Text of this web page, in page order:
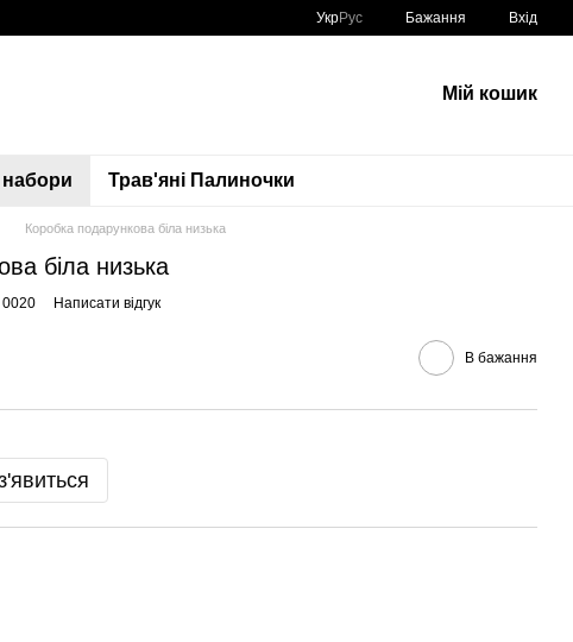
УкрРус Бажання Вхід
Мій кошик
набори Трав'яні Палиночки
Коробка подарункова біла низька
біла низька
0020 Написати відгук
В бажання